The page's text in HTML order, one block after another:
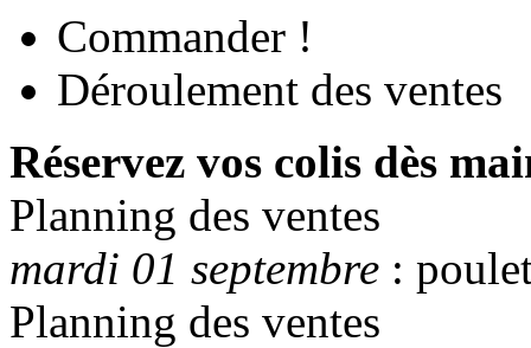
Commander !
Déroulement des ventes
Réservez vos colis dès
Planning des ventes
mardi 01 septembre :
Planning des ventes